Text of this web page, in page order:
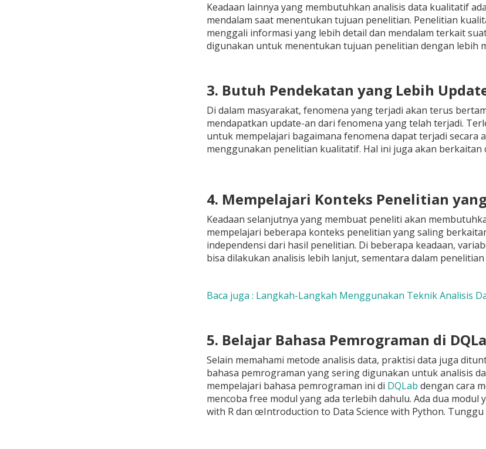
Keadaan lainnya yang membutuhkan analisis data kualitatif
mendalam saat menentukan tujuan penelitian. Penelitian
menggali informasi yang lebih detail dan mendalam terkait
digunakan untuk menentukan tujuan penelitian dengan lebih
3. Butuh Pendekatan yang Lebih
Di dalam masyarakat, fenomena yang terjadi akan terus
mendapatkan update-an dari fenomena yang telah terjadi.
untuk mempelajari bagaimana fenomena dapat terjadi secara
menggunakan penelitian kualitatif. Hal ini juga akan
4. Mempelajari Konteks Penelitian
Keadaan selanjutnya yang membuat peneliti akan
mempelajari beberapa konteks penelitian yang saling
independensi dari hasil penelitian. Di beberapa keadaan,
bisa dilakukan analisis lebih lanjut, sementara dalam
Baca juga : Langkah-Langkah Menggunakan Teknik Analisis
5. Belajar Bahasa Pemrograman di
Selain memahami metode analisis data, praktisi data juga
bahasa pemrograman yang sering digunakan untuk analisis
mempelajari bahasa pemrograman ini di DQLab dengan cara
mencoba free modul yang ada terlebih dahulu. Ada dua
with R dan œIntroduction to Data Science with Python.